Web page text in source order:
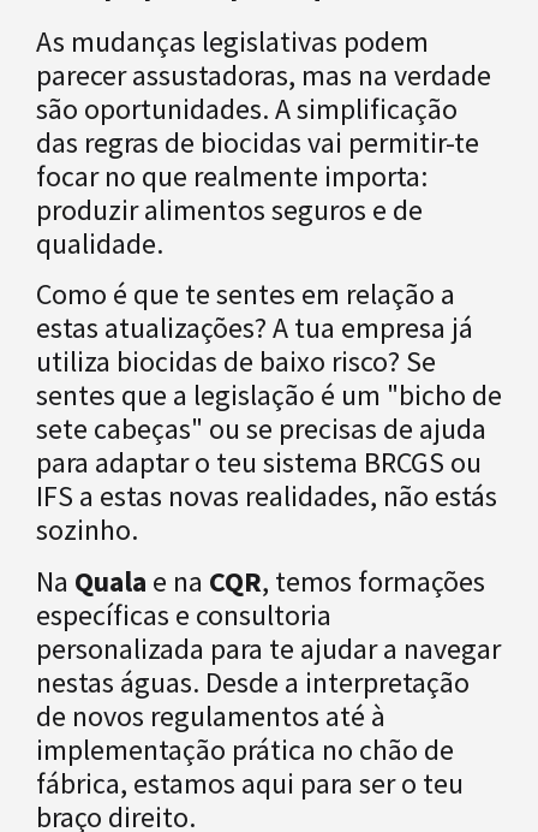
As mudanças legislativas podem
parecer assustadoras, mas na verdade
são oportunidades. A simplificação
das regras de biocidas vai permitir-te
focar no que realmente importa:
produzir alimentos seguros e de
qualidade.
Como é que te sentes em relação a
estas atualizações? A tua empresa já
utiliza biocidas de baixo risco? Se
sentes que a legislação é um "bicho de
sete cabeças" ou se precisas de ajuda
para adaptar o teu sistema BRCGS ou
IFS a estas novas realidades, não estás
sozinho.
Na Quala e na CQR, temos formações
específicas e consultoria
personalizada para te ajudar a navegar
nestas águas. Desde a interpretação
de novos regulamentos até à
implementação prática no chão de
fábrica, estamos aqui para ser o teu
braço direito.